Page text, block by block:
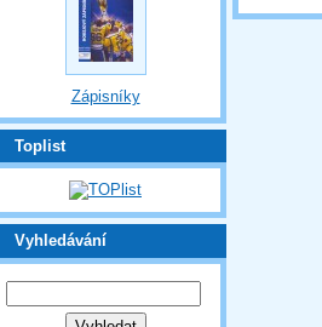
Zápisníky
Toplist
Vyhledávání